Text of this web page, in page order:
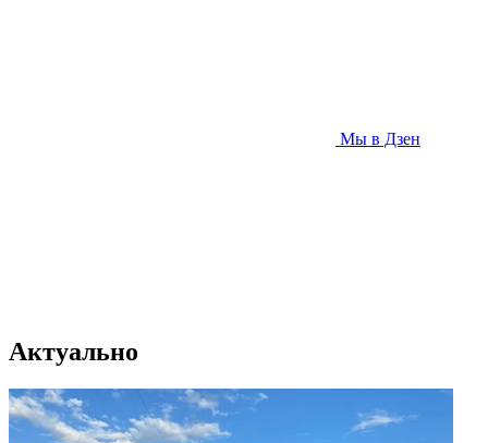
Мы в Дзен
Актуально